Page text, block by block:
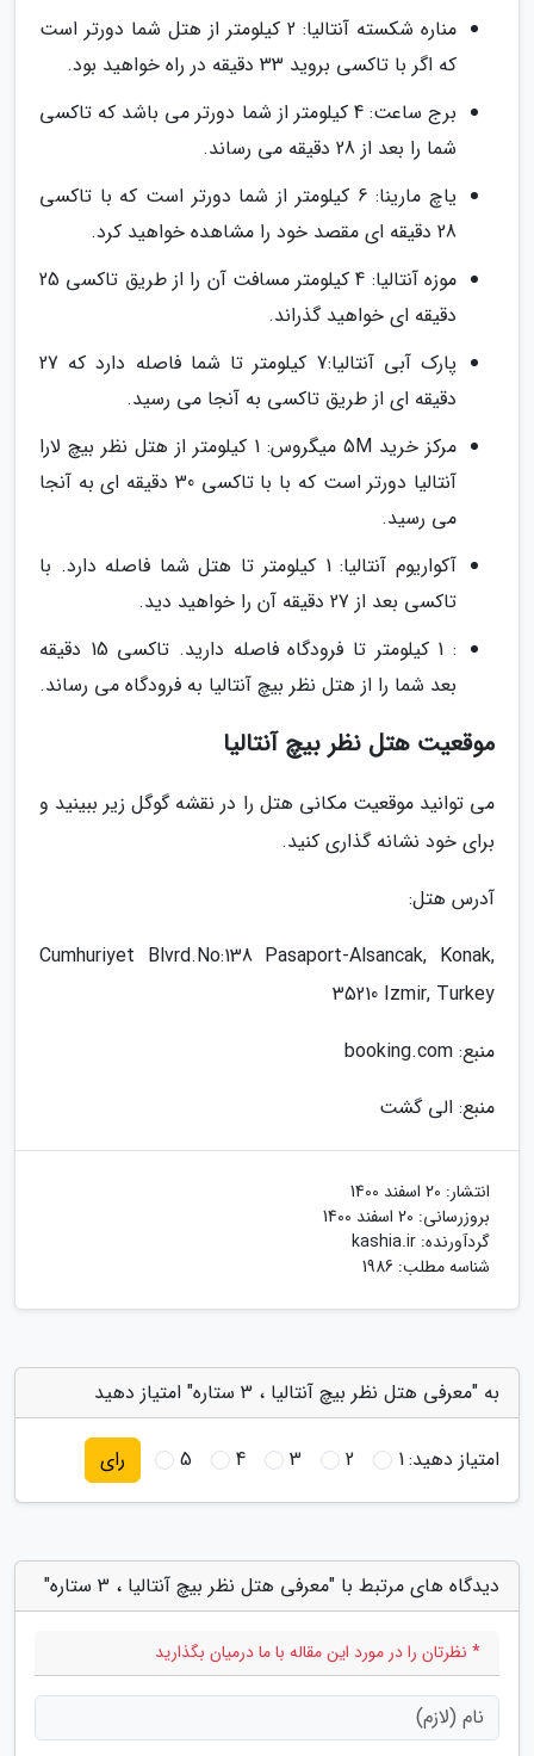
مناره شکسته آنتالیا: 2 کیلومتر از هتل شما دورتر است
که اگر با تاکسی بروید 33 دقیقه در راه خواهید بود.
برج ساعت: 4 کیلومتر از شما دورتر می باشد که تاکسی
شما را بعد از 28 دقیقه می رساند.
یاچ مارینا: 6 کیلومتر از شما دورتر است که با تاکسی
28 دقیقه ای مقصد خود را مشاهده خواهید کرد.
موزه آنتالیا: 4 کیلومتر مسافت آن را از طریق تاکسی 25
دقیقه ای خواهید گذراند.
پارک آبی آنتالیا:7 کیلومتر تا شما فاصله دارد که 27
دقیقه ای از طریق تاکسی به آنجا می رسید.
مرکز خرید 5M میگروس: 1 کیلومتر از هتل نظر بیچ لارا
آنتالیا دورتر است که با با تاکسی 30 دقیقه ای به آنجا
می رسید.
آکواریوم آنتالیا: 1 کیلومتر تا هتل شما فاصله دارد. با
تاکسی بعد از 27 دقیقه آن را خواهید دید.
: 1 کیلومتر تا فرودگاه فاصله دارید. تاکسی 15 دقیقه
بعد شما را از هتل نظر بیچ آنتالیا به فرودگاه می رساند.
موقعیت هتل نظر بیچ آنتالیا
می توانید موقعیت مکانی هتل را در نقشه گوگل زیر ببینید و
برای خود نشانه گذاری کنید.
آدرس هتل:
Cumhuriyet Blvrd.No:138 Pasaport-Alsancak, Konak,
35210 Izmir, Turkey
منبع: booking.com
منبع: الی گشت
انتشار: 20 اسفند 1400
بروزرسانی: 20 اسفند 1400
گردآورنده: kashia.ir
شناسه مطلب: 1986
به "معرفی هتل نظر بیچ آنتالیا ، 3 ستاره" امتیاز دهید
امتیاز دهید:1
2
3
4
5 رای
دیدگاه های مرتبط با "معرفی هتل نظر بیچ آنتالیا ، 3 ستاره"
* نظرتان را در مورد این مقاله با ما درمیان بگذارید